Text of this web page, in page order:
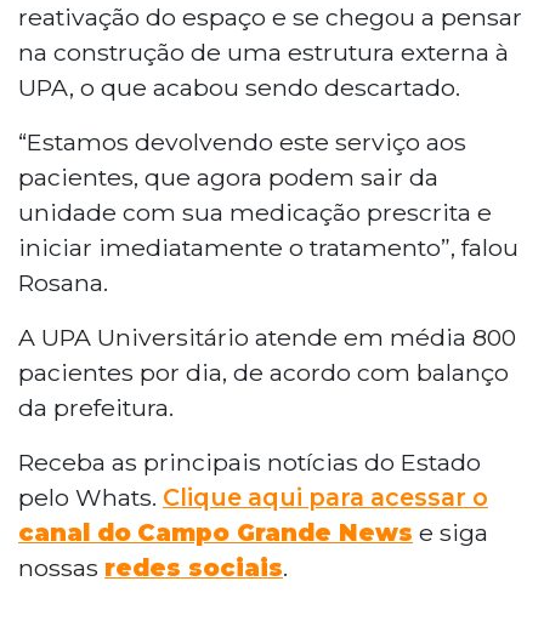
reativação do espaço e se chegou a pensar
na construção de uma estrutura externa à
UPA, o que acabou sendo descartado.
“Estamos devolvendo este serviço aos
pacientes, que agora podem sair da
unidade com sua medicação prescrita e
iniciar imediatamente o tratamento”, falou
Rosana.
A UPA Universitário atende em média 800
pacientes por dia, de acordo com balanço
da prefeitura.
Receba as principais notícias do Estado
pelo Whats. Clique aqui para acessar o
canal do Campo Grande News e siga
nossas redes sociais.